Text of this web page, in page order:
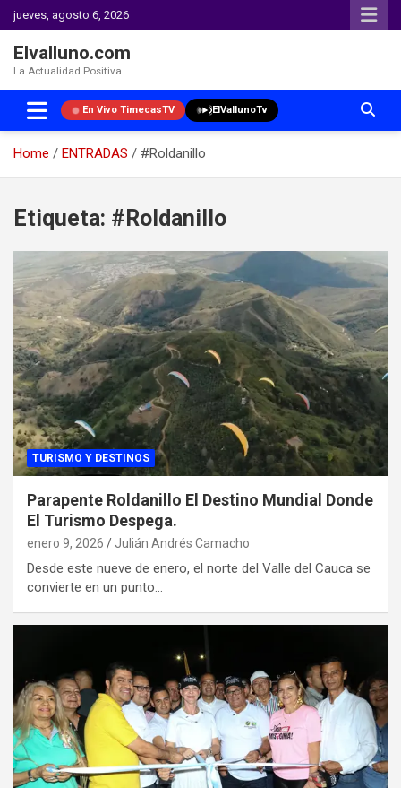
jueves, agosto 6, 2026
Elvalluno.com
La Actualidad Positiva.
En Vivo TimecasTV ElVallunoTv
Home ENTRADAS
#Roldanillo
content
Etiqueta: #Roldanillo
TURISMO Y DESTINOS
Parapente Roldanillo El Destino Mundial Donde
El Turismo Despega.
enero 9, 2026 Julián Andrés Camacho
Desde este nueve de enero, el norte del Valle del Cauca se
convierte en un punto…